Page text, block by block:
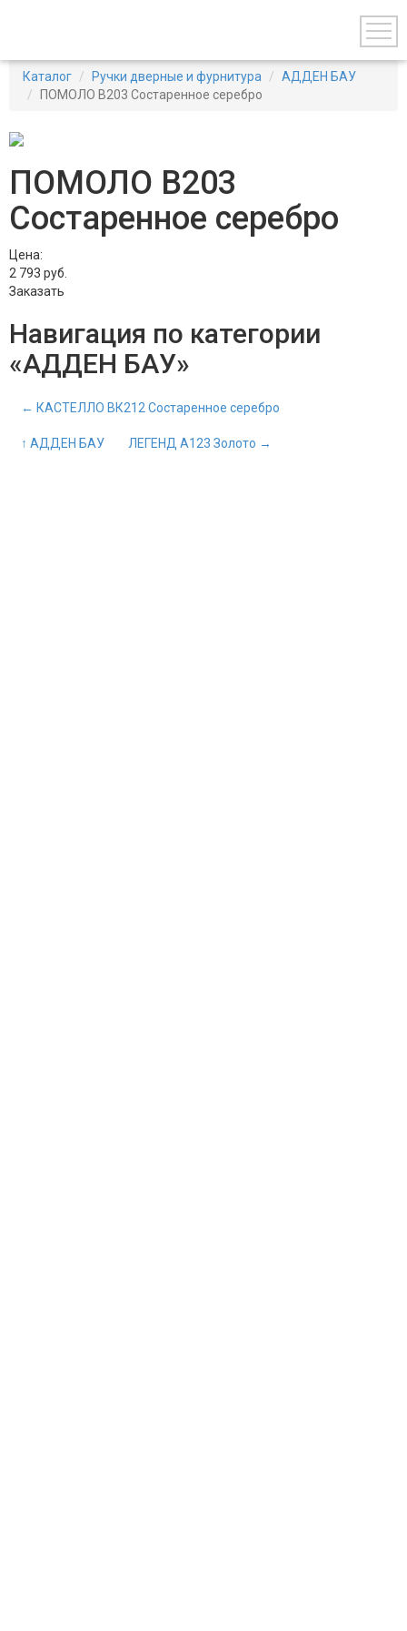
Каталог Ручки дверные и фурнитура
АДДЕН БАУ
ПОМОЛО В203 Состаренное серебро
ПОМОЛО В203
Состаренное серебро
Цена:
2 793 руб.
Заказать
Навигация по категории
«АДДЕН БАУ»
← КАСТЕЛЛО ВК212 Состаренное серебро
↑ АДДЕН БАУ ЛЕГЕНД А123 Золото →